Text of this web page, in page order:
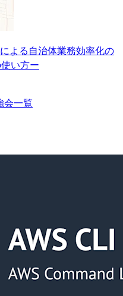
よる自治体業務効率化の
い方ー
会一覧